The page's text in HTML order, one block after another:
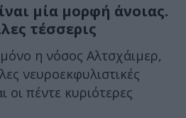
μία μορφή άνοιας.
τέσσερις
η νόσος Αλτσχάιμερ,
νευροεκφυλιστικές
οι πέντε κυριότερες